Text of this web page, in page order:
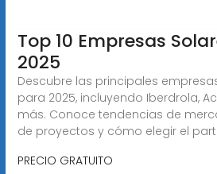
Top 10 Empresas
2025
Descubre las principales
para 2025, incluyendo Iberdrola,
más. Conoce tendencias de
de proyectos y cómo elegir el
PRECIO GRATUITO